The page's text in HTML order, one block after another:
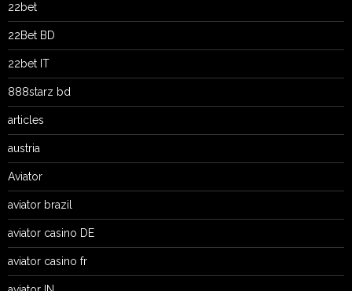
22bet
22Bet BD
22bet IT
888starz bd
articles
austria
Aviator
aviator brazil
aviator casino DE
aviator casino fr